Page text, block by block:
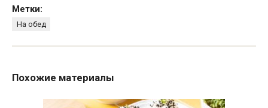
Метки:
На обед
Похожие материалы